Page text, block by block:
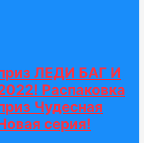
ЛЕДИ БАГ И
Распаковка
Чудесная
серия!